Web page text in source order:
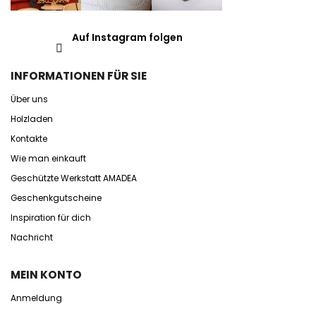
Auf Instagram folgen
INFORMATIONEN FÜR SIE
Über uns
Holzladen
Kontakte
Wie man einkauft
Geschützte Werkstatt AMADEA
Geschenkgutscheine
Inspiration für dich
Nachricht
MEIN KONTO
Anmeldung